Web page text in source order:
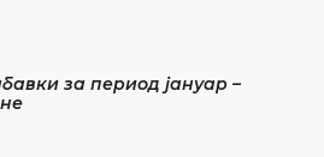
за период јануар –